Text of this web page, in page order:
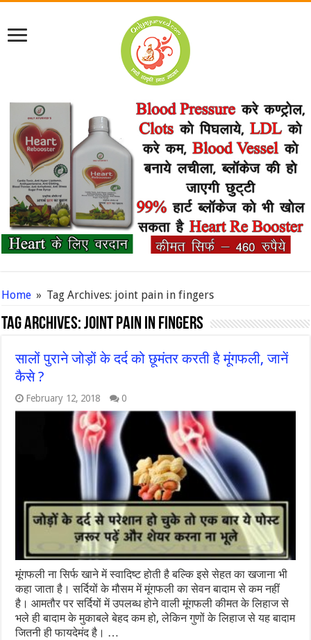
Home » Tag Archives: joint pain in fingers
Tag Archives:joint pain in fingers
सालों पुराने जोड़ों के दर्द को छूमंतर करती है मूंगफली, जानें
कैसे ?
February 12, 2018 0
मूंगफली ना सिर्फ खाने में स्वादिष्ट होती है बल्कि इसे सेहत का खजाना भी
कहा जाता है। सर्दियों के मौसम में मूंगफली का सेवन बादाम से कम नहीं
है। आमतौर पर सर्दियों में उपलब्‍ध होने वाली मूंगफली कीमत के लिहाज से
भले ही बादाम के मुकाबले बेहद कम हो, लेकिन गुणों के लिहाज से यह बादाम
जितनी ही फायदेमंद है। …